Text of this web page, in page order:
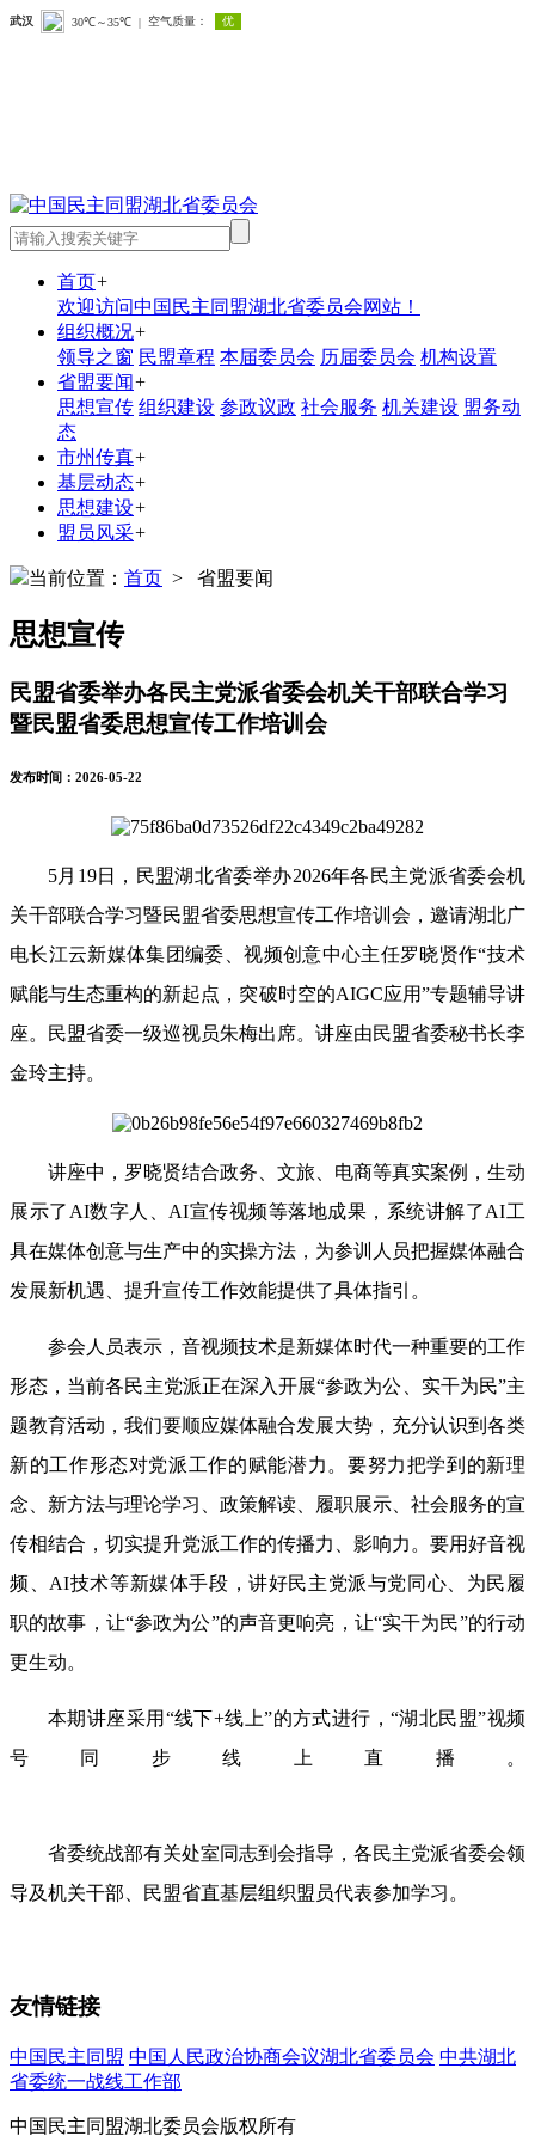
首页+
欢迎访问中国民主同盟湖北省委员会网站！
组织概况+
领导之窗 民盟章程 本届委员会 历届委员会 机构设置
省盟要闻+
思想宣传 组织建设 参政议政 社会服务 机关建设 盟务动
态
市州传真+
基层动态+
思想建设+
盟员风采+
当前位置： 首页 > 省盟要闻
思想宣传
民盟省委举办各民主党派省委会机关干部联合学习
暨民盟省委思想宣传工作培训会
发布时间：2026-05-22
5月19日，民盟湖北省委举办2026年各民主党派省委会机
关干部联合学习暨民盟省委思想宣传工作培训会，邀请湖北广
电长江云新媒体集团编委、视频创意中心主任罗晓贤作“技术
赋能与生态重构的新起点，突破时空的AIGC应用”专题辅导讲
座。民盟省委一级巡视员朱梅出席。讲座由民盟省委秘书长李
金玲主持。
讲座中，罗晓贤结合政务、文旅、电商等真实案例，生动
展示了 AI数字人、AI宣传视频等落地成果，系统讲解了AI工
具在媒体创意与生产中的实操方法，为参训人员把握媒体融合
发展新机遇、提升宣传工作效能提供了具体指引。
参会人员表示，音视频技术是新媒体时代一种重要的工作
形态，当前各民主党派正在深入开展“参政为公、实干为民”主
题教育活动，我们要顺应媒体融合发展大势，充分认识到各类
新的工作形态对党派工作的赋能潜力。要努力把学到的新理
念、新方法与理论学习、政策解读、履职展示、社会服务的宣
传相结合，切实提升党派工作的传播力、影响力。要用好音视
频、AI技术等新媒体手段，讲好民主党派与党同心、为民履
职的故事，让“参政为公”的声音更响亮，让“实干为民”的行动
更生动。
本期讲座采用 “线下+线上”的方式进行，“湖北民盟”视频
号 同步线上直播。
省委统战部有关处室同志到会指导 ， 各民主党派省委会领
导及机关干部、民盟省直基层组织盟员代表参加学习。
友情链接
中国民主同盟 中国人民政治协商会议湖北省委员会 中共湖北
省委统一战线工作部
中国民主同盟湖北委员会版权所有